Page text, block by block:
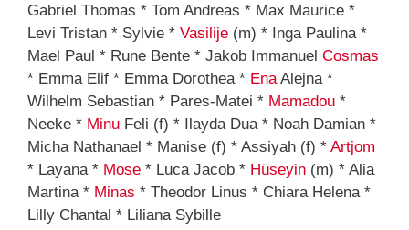
Gabriel Thomas * Tom Andreas * Max Maurice *
Levi Tristan * Sylvie * Vasilije (m) * Inga Paulina *
Mael Paul * Rune Bente * Jakob Immanuel Cosmas
* Emma Elif * Emma Dorothea * Ena Alejna *
Wilhelm Sebastian * Pares-Matei * Mamadou *
Neeke * Minu Feli (f) * Ilayda Dua * Noah Damian *
Micha Nathanael * Manise (f) * Assiyah (f) * Artjom
* Layana * Mose * Luca Jacob * Hüseyin (m) * Alia
Martina * Minas * Theodor Linus * Chiara Helena *
Lilly Chantal * Liliana Sybille